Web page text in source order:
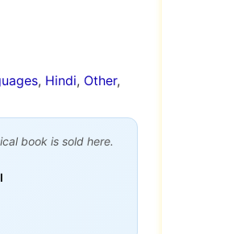
, Hindi, Other,
book is sold here.